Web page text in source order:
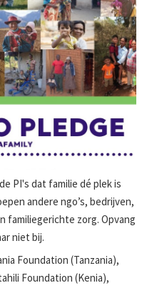
PI's dat familie dé plek is
andere ngo’s, bedrijven,
familiegerichte zorg. Opvang
niet bij.
Foundation (Tanzania),
Foundation (Kenia),